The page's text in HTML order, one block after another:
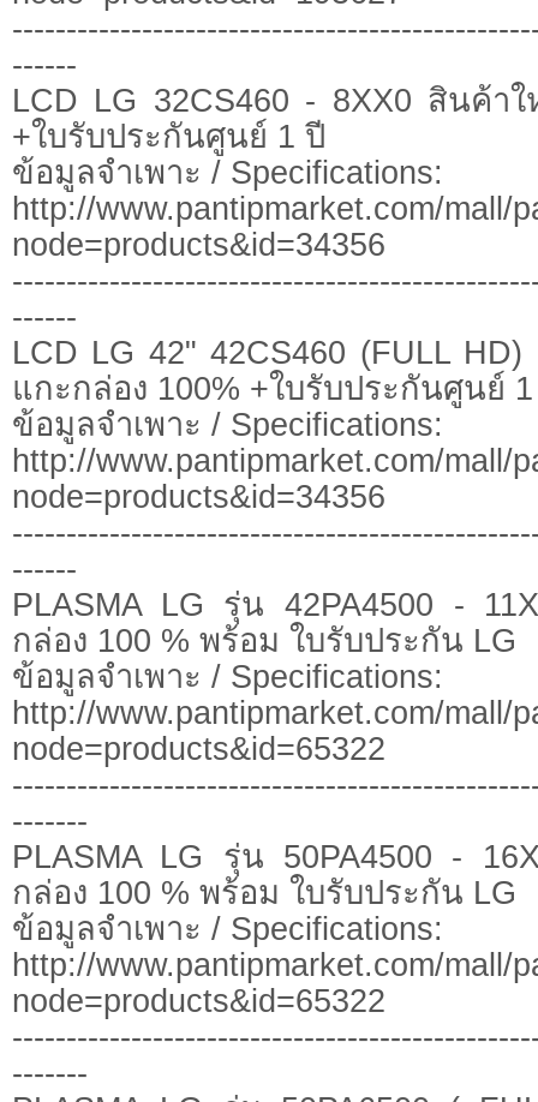
------
LCD LG 32CS460 - 8XX0 สินค้า
+ใบรับประกันศูนย์ 1 ปี
ข้อมูลจำเพาะ / Specifications:
http://www.pantipmarket.com/mall/
node=products&id=34356
------
LCD LG 42" 42CS460 (FULL
แกะกล่อง 100% +ใบรับประกันศูนย์
ข้อมูลจำเพาะ / Specifications:
http://www.pantipmarket.com/mall/
node=products&id=34356
------
PLASMA LG รุ่น 42PA4500 -
กล่อง 100 % พร้อม ใบรับประกัน LG
ข้อมูลจำเพาะ / Specifications:
http://www.pantipmarket.com/mall/
node=products&id=65322
-------
PLASMA LG รุ่น 50PA4500 -
กล่อง 100 % พร้อม ใบรับประกัน LG
ข้อมูลจำเพาะ / Specifications:
http://www.pantipmarket.com/mall/
node=products&id=65322
-------